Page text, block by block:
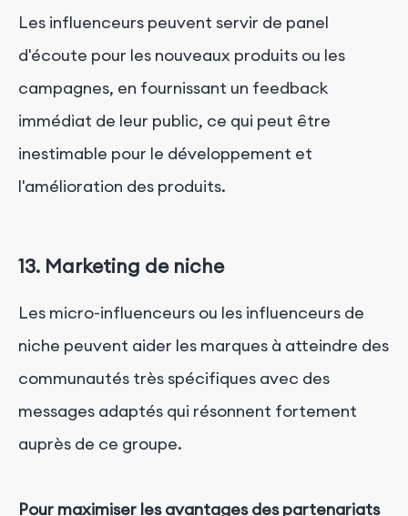
Les influenceurs peuvent servir de panel
d'écoute pour les nouveaux produits ou les
campagnes, en fournissant un feedback
immédiat de leur public, ce qui peut être
inestimable pour le développement et
l'amélioration des produits.
13. Marketing de niche
Les micro-influenceurs ou les influenceurs de
niche peuvent aider les marques à atteindre des
communautés très spécifiques avec des
messages adaptés qui résonnent fortement
auprès de ce groupe.
Pour maximiser les avantages des partenariats